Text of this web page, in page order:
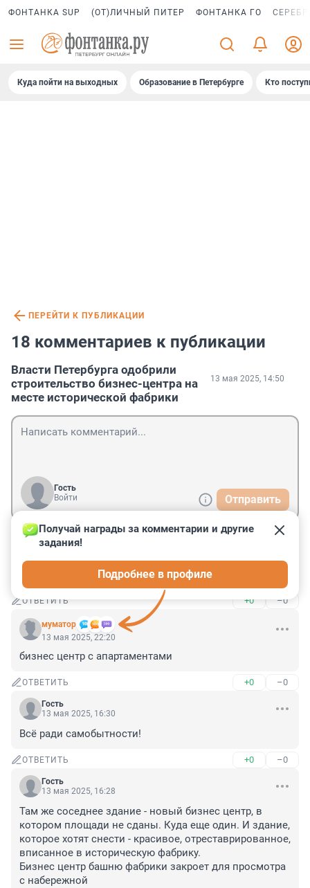
ФОНТАНКА SUP (ОТ)ЛИЧНЫЙ ПИТЕР ФОНТАНКА ГО
Куда пойти на выходных Образование в Петербурге Кто
ПЕРЕЙТИ К ПУБЛИКАЦИИ
18 комментариев к публикации
Власти Петербурга одобрили
строительство бизнес-центра на
месте исторической фабрики
13 мая 2025, 14:50
Гость
Войти
Отправить
Гость
как оно ему стало принадлежать?;)
ОТВЕТИТЬ +0 –0
муматор
Получай награды за комментарии и другие
задания!
Подробнее в профиле
13 мая 2025, 22:20
бизнес центр с апартаментами
ОТВЕТИТЬ +0 –0
Гость
13 мая 2025, 16:30
Всё ради самобытности!
ОТВЕТИТЬ +0 –0
Гость
13 мая 2025, 16:28
Там же соседнее здание - новый бизнес центр, в
котором площади не сданы. Куда еще один. И здание,
которое хотят снести - красивое, отреставрированное,
вписанное в историческую фабрику.
Бизнес центр башню фабрики закроет для просмотра
с набережной